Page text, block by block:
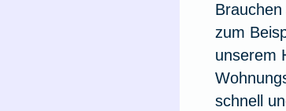
zum
unserem
schnell